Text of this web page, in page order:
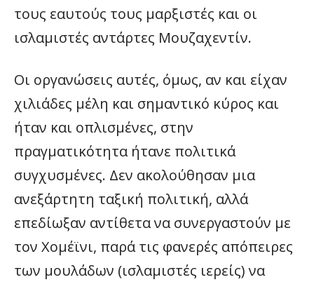
τους εαυτούς τους μαρξιστές και οι
ισλαμιστές αντάρτες Μουζαχεντίν.
Οι οργανώσεις αυτές, όμως, αν και είχαν
χιλιάδες μέλη και σημαντικό κύρος και
ήταν και οπλισμένες, στην
πραγματικότητα ήτανε πολιτικά
συγχυσμένες. Δεν ακολούθησαν μια
ανεξάρτητη ταξική πολιτική, αλλά
επεδίωξαν αντίθετα να συνεργαστούν με
τον Χομέϊνι, παρά τις φανερές απόπειρες
των μουλάδων (ισλαμιστές ιερείς) να